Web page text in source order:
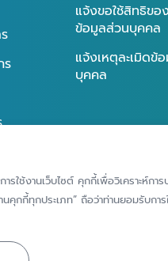
ร
แจ้งขอใช้สิทธิขอ
ข้อมูลส่วนบุคคล
แจ้งเหตุละเมิดข้
บุคคล
ใช้งานเว็บไซต์ คุกกี้เพื่อวิเคราะห์ก
คุกกี้ทุกประเภท” ถือว่าท่านยอมรับ